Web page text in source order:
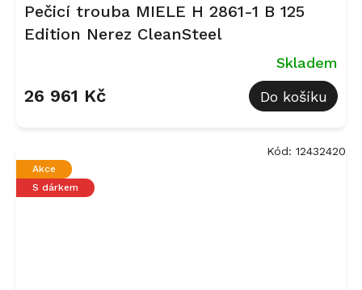
Pečicí trouba MIELE H 2861-1 B 125
Edition Nerez CleanSteel
Skladem
26 961 Kč Do košíku
Akce
S dárkem
Kód: 12432420